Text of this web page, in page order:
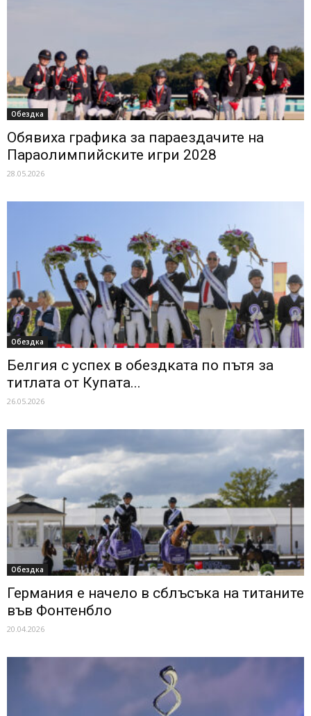
Обездка
Обявиха графика за параездачите на
Параолимпийските игри 2028
28.05.2026
Обездка
Белгия с успех в обездката по пътя за
титлата от Купата...
26.05.2026
Обездка
Германия е начело в сблъсъка на титаните
във Фонтенбло
20.04.2026